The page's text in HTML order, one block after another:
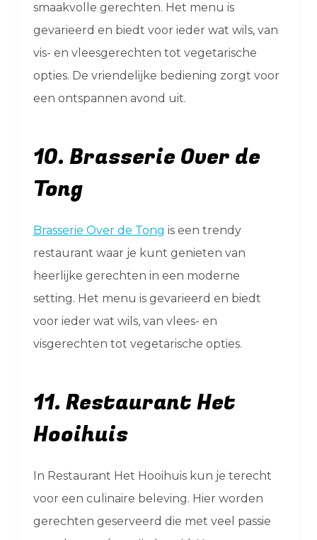
smaakvolle gerechten. Het menu is
gevarieerd en biedt voor ieder wat wils, van
vis- en vleesgerechten tot vegetarische
opties. De vriendelijke bediening zorgt voor
een ontspannen avond uit.
10. Brasserie Over de
Tong
Brasserie Over de Tong is een trendy
restaurant waar je kunt genieten van
heerlijke gerechten in een moderne
setting. Het menu is gevarieerd en biedt
voor ieder wat wils, van vlees- en
visgerechten tot vegetarische opties.
11. Restaurant Het
Hooihuis
In Restaurant Het Hooihuis kun je terecht
voor een culinaire beleving. Hier worden
gerechten geserveerd die met veel passie